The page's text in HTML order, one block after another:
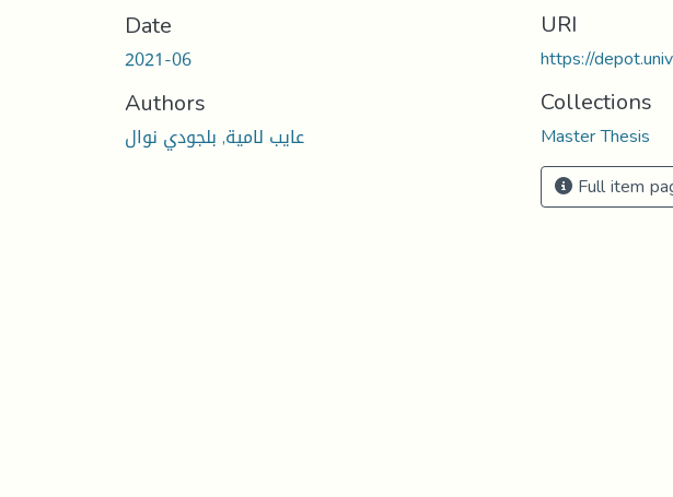
Date
2021-06
Authors
عايب لامية, بلجودي نوال
URI
https://
Collections
Master Thesis
Full item